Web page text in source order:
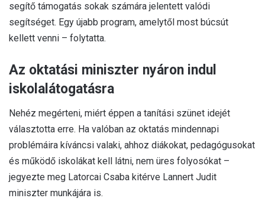
segítő támogatás sokak számára jelentett valódi
segítséget. Egy újabb program, amelytől most búcsút
kellett venni – folytatta.
Az oktatási miniszter nyáron indul
iskolalátogatásra
Nehéz megérteni, miért éppen a tanítási szünet idejét
választotta erre. Ha valóban az oktatás mindennapi
problémáira kíváncsi valaki, ahhoz diákokat, pedagógusokat
és működő iskolákat kell látni, nem üres folyosókat –
jegyezte meg Latorcai Csaba kitérve Lannert Judit
miniszter munkájára is.